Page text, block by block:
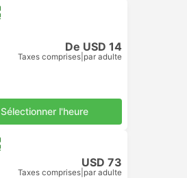
De USD 14
Taxes comprises par adulte
Sélectionner l'heure
USD 73
Taxes comprises par adulte